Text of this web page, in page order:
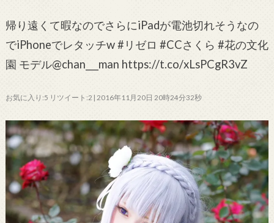
帰り遠くて暇なのでさらにiPadが電池切れそうなの
でiPhoneでレタッチw #リゼロ #CCさくら #花の文化
園 モデル@chan___man https://t.co/xLsPCgR3vZ
お気に入り:5 リツイート:2 | 2016年11月20日 20時24分32秒